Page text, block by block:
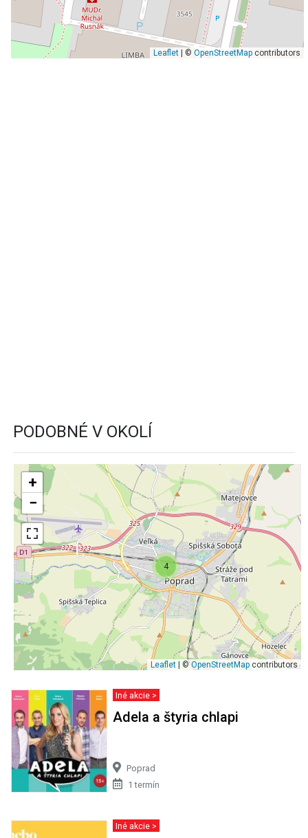
Leaflet| © OpenStreetMapcontributors
PODOBNÉ V OKOLÍ
4
+
−
Leaflet | ©OpenStreetMap contributors
Iné akcie >
Adela a štyria chlapi
Poprad
1 termín
Iné akcie >